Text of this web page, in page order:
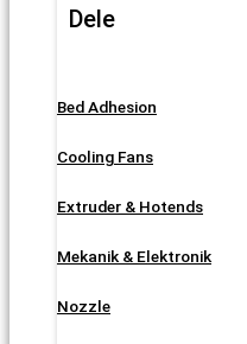
Dele
Bed Adhesion
Cooling Fans
Extruder & Hotends
Mekanik & Elektronik
Nozzle